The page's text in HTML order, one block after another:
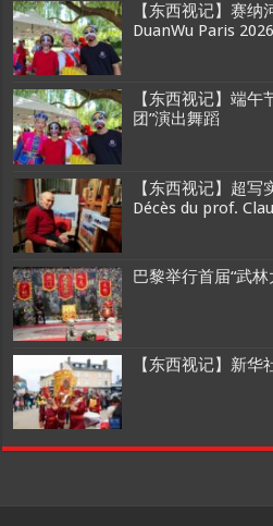
【东西视记】赛
DuanWu Paris 2026
【东西视记】端
团”演出舞蹈
【东西视记】超
Décès du prof.
巴黎举行首届“武
【东西视记】新